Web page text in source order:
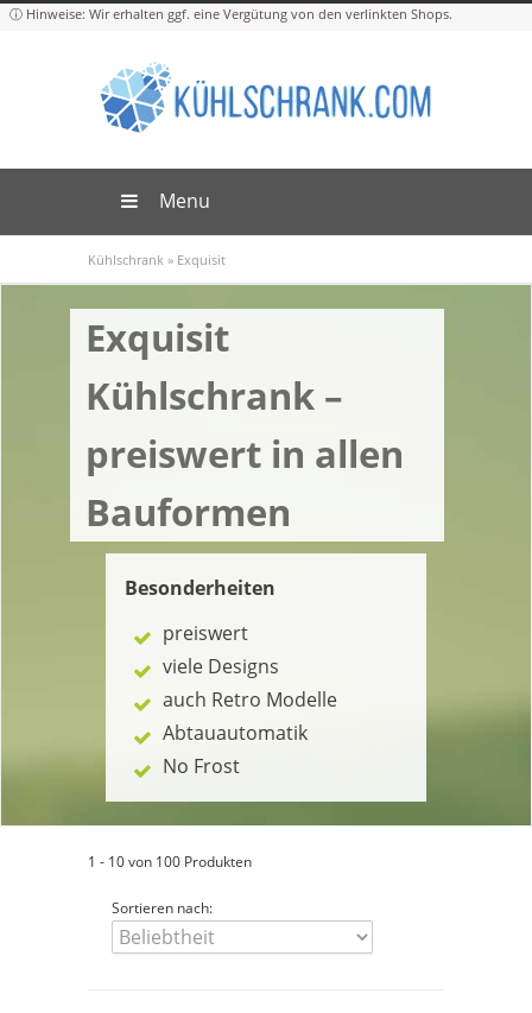
Menu
Kühlschrank » Exquisit
Exquisit
Kühlschrank –
preiswert in allen
Bauformen
Besonderheiten
preiswert
viele Designs
auch Retro Modelle
Abtauautomatik
No Frost
1 - 10 von 100 Produkten
Sortieren nach: